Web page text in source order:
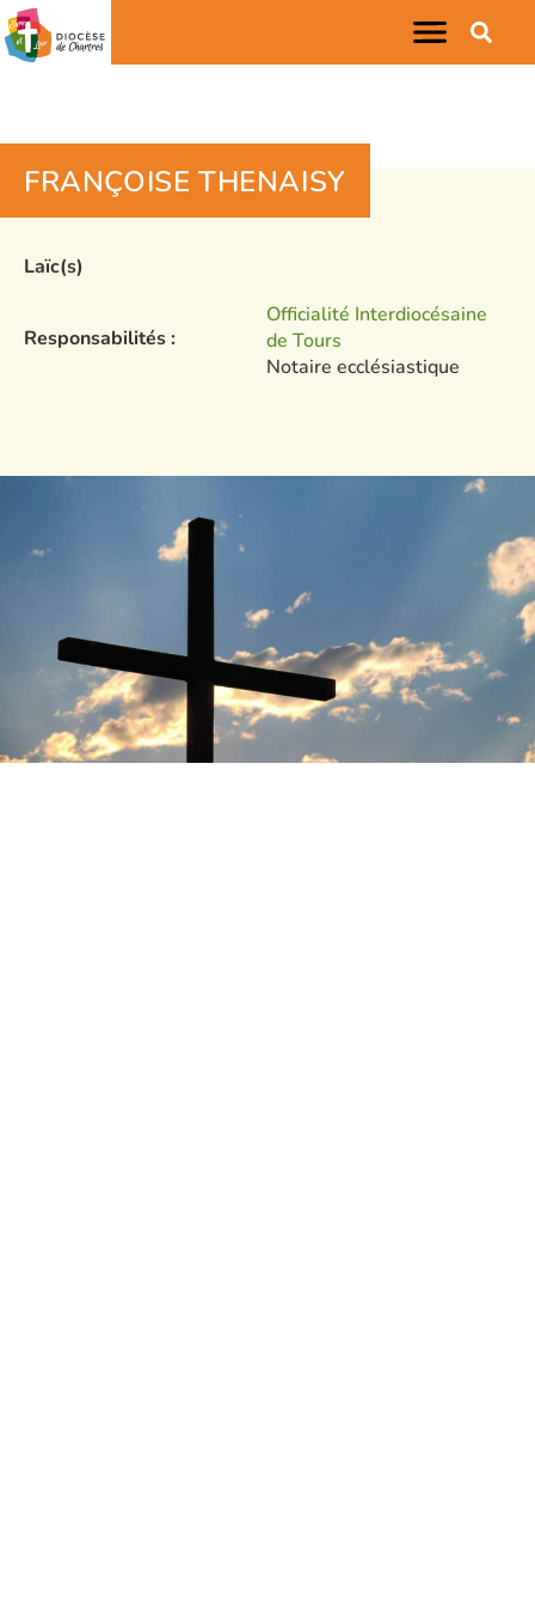
FRANÇOISE THENAISY
Laïc(s)
Responsabilités :
Officialité Interdiocésaine
de Tours
Notaire ecclésiastique